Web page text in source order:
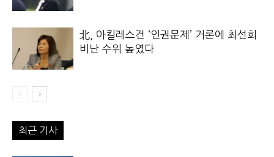
北, 아킬레스건 ‘인권문제’ 거론에 최선희
비난 수위 높였다
최근 기사